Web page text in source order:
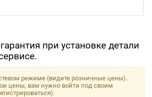
при установке детали
режиме (видите розничные цены).
цены, вам нужно войти под своим